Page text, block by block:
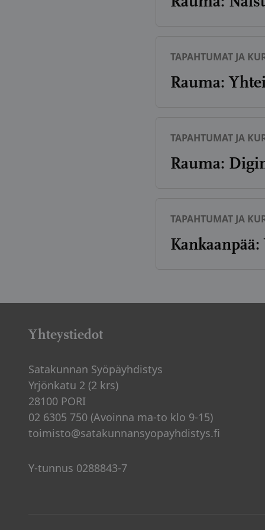
TAPAHTUMAT JA
Rauma:
TAPAHTUMAT JA
Rauma:
TAPAHTUMAT JA
Artikkelien
Yhteystiedot
Satakunnan Syöpäyhdistys
Yrjönkatu 2 (2 krs)
28100 PORI
02 6305 750 (Avoinna ma-to klo 9-15)
toimisto@satakunnansyopayhdistys.fi
Y-tunnus 0288843-7